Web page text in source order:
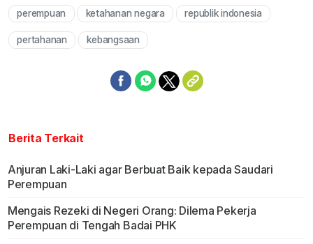
Mute
perempuan ketahanan negara republik indonesia
pertahanan kebangsaan
Berita Terkait
Anjuran Laki-Laki agar Berbuat Baik kepada Saudari
Perempuan
Mengais Rezeki di Negeri Orang: Dilema Pekerja
Perempuan di Tengah Badai PHK